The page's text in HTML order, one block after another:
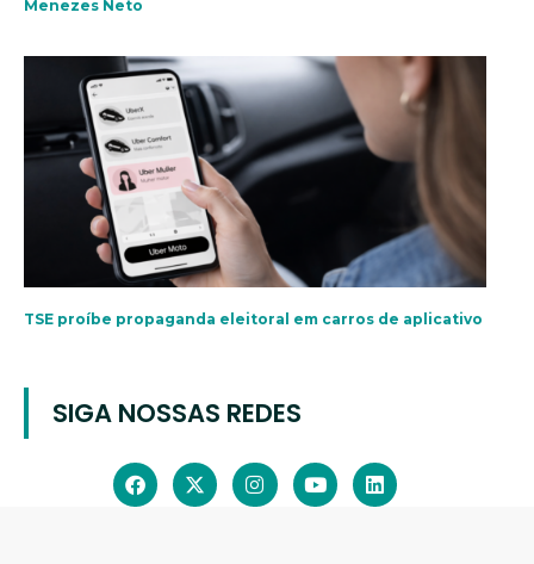
Menezes Neto
TSE proíbe propaganda eleitoral em carros de aplicativo
SIGA NOSSAS REDES